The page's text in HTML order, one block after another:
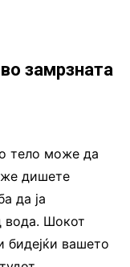
замрзната
тело може да
дишете
да ја
вода. Шокот
вашето